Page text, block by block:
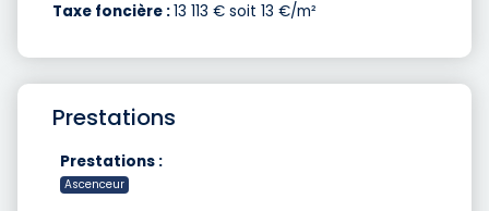
Taxe foncière :13 113 € soit 13 €/m²
Prestations
Prestations :
Ascenceur